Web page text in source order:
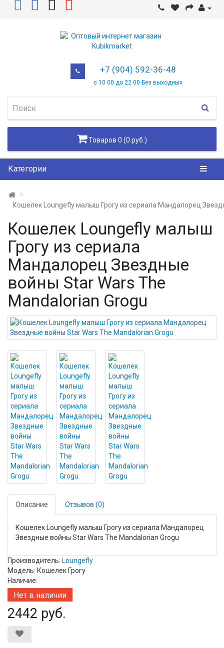
+7 (904) 592-36-48
с 10 00 до 22 00 Без выходных
Товаров 0 (0 руб.)
Категории
Кошелек Loungefly малыш Грогу из сериала Мандалорец
Кошелек Loungefly малыш
Грогу из сериала
Мандалорец Звездные
войны Star Wars The
Mandalorian Grogu
Описание Отзывов (0)
Кошелек Loungefly малыш Грогу из сериала Мандалорец
Звездные войны Star Wars The Mandalorian Grogu
Производитель: Loungefly
Модель: Кошелек Грогу
Наличие:
Нет в наличии
2442 руб.